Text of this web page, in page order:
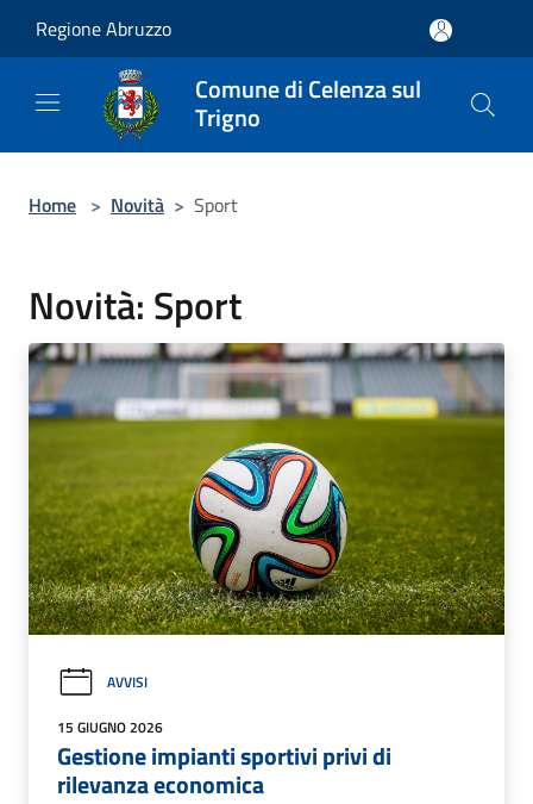
Regione Abruzzo
Comune di Celenza sul
Trigno
Home > Novità > Sport
Novità: Sport
AVVISI
15 GIUGNO 2026
Gestione impianti sportivi privi di
rilevanza economica